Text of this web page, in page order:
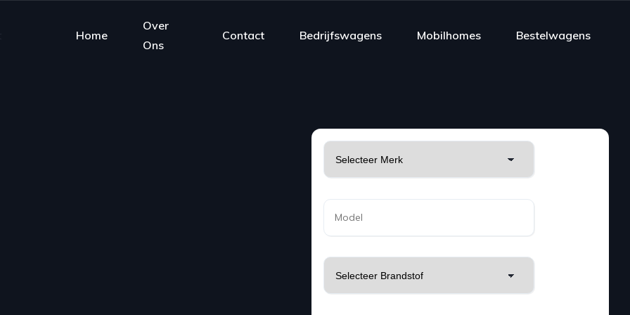
Home
Over
Ons
Contact Bedrijfswagens Mobilhomes Bestelwagens